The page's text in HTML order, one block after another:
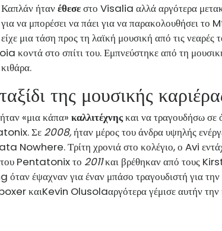
ήτανέθεσεστο Visalia αλλά αργότερα
να μπορέσει να πάει για να παρακολουθήσει
μια τάση προς τη λαϊκή μουσική από τις
κοντά στο σπίτι του. Εμπνεύστηκε από τη
της μουσικής
«μια κάπα» καλλιτέχνηςκαι να τραγουδήσω σε
Σε 2008,ήταν μέρος του άνδρα υψηλής
Nowhere. Τρίτη χρονιά στο κολέγιο, ο Avi
του Pentatonix το 2011και βρέθηκαν από τους
όταν έψαχναν για έναν μπάσο τραγουδιστή για την
καιKevin Olusolaαργότερα γέμισε αυτήν